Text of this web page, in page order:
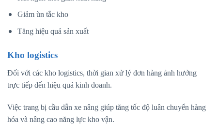
Giảm ùn tắc kho
Tăng hiệu quả sản xuất
Kho logistics
Đối với các kho logistics, thời gian xử lý đơn hàng ảnh hưởng
trực tiếp đến hiệu quả kinh doanh.
Việc trang bị cầu dẫn xe nâng giúp tăng tốc độ luân chuyển hàng
hóa và nâng cao năng lực kho vận.